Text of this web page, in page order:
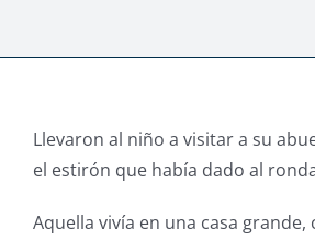
Llevaron al niño a visitar a su
el estirón que había dado al
Aquella vivía en una casa grande,